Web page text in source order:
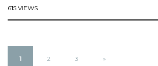
615 VIEWS
1 2 3 »